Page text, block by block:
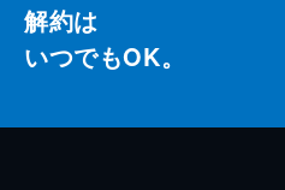
解約は
いつでもOK。